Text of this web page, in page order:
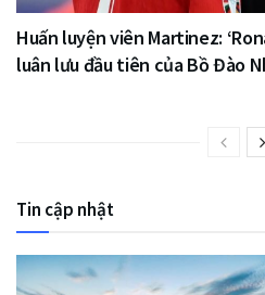
Huấn luyện viên Martinez:
luân lưu đầu tiên của Bồ Đào
Tin cập nhật